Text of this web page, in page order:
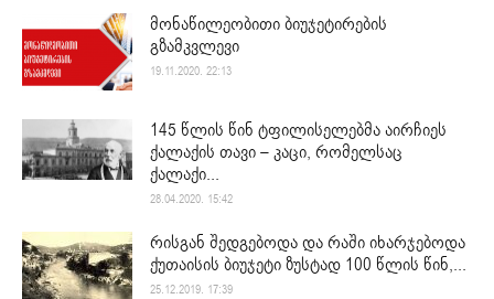
მონაწილეობითი ბიუჯეტირების
გზამკვლევი
19.11.2020. 22:13
145 წლის წინ ტფილისელებმა აირჩიეს
ქალაქის თავი – კაცი, რომელსაც
ქალაქი...
28.04.2020. 15:42
რისგან შედგებოდა და რაში იხარჯებოდა
ქუთაისის ბიუჯეტი ზუსტად 100 წლის წინ,...
25.12.2019. 17:39